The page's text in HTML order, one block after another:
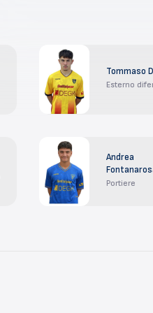
Tommaso
Esterno
Andrea
Portiere